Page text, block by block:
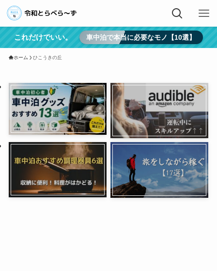
これだけでいい。 車中泊で本当に必要なモノ【10選】
ホーム ひこうきの丘